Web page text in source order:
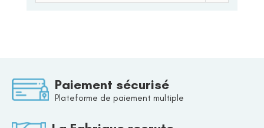
Paiement sécurisé
Plateforme de paiement multiple